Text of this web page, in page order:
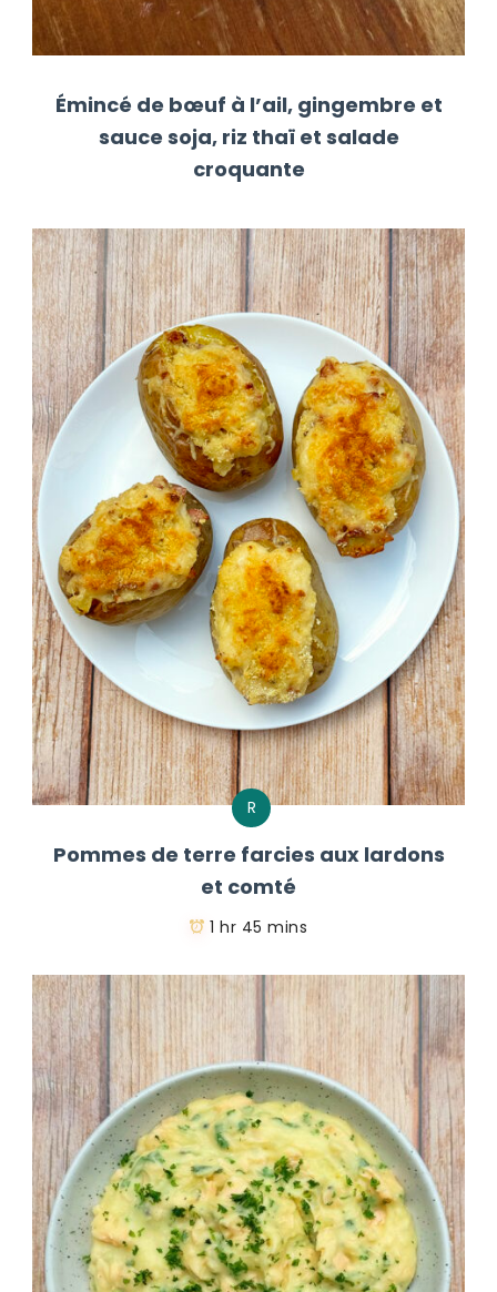
Émincé de bœuf à l’ail, gingembre et
sauce soja, riz thaï et salade
croquante
R
Pommes de terre farcies aux lardons
et comté
1 hr 45 mins